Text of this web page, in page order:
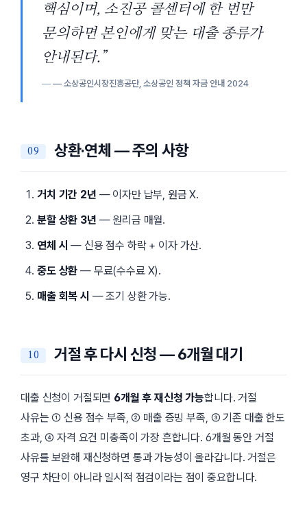
핵심이며, 소진공 콜센터에 한 번만
문의하면 본인에게 맞는 대출 종류가
안내된다.”
— 소상공인시장진흥공단, 소상공인 정책 자금 안내 2024
상환·연체 — 주의 사항
거치 기간 2년 — 이자만 납부, 원금 X.
분할 상환 3년 — 원리금 매월.
연체 시 — 신용 점수 하락 + 이자 가산.
중도 상환 — 무료(수수료 X).
매출 회복 시 — 조기 상환 가능.
거절 후 다시 신청 — 6개월 대기
대출 신청이 거절되면 6개월 후 재신청 가능합니다. 거절
사유는 ① 신용 점수 부족, ② 매출 증빙 부족, ③ 기존 대출 한도
초과, ④ 자격 요건 미충족이 가장 흔합니다. 6개월 동안 거절
사유를 보완해 재신청하면 통과 가능성이 올라갑니다. 거절은
영구 차단이 아니라 일시적 점검이라는 점이 중요합니다.